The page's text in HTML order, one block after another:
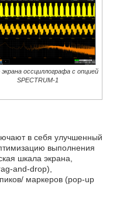
оссциллографа с опцией
SPECTRUM-1
в себя улучшенный
выполнения
шкала экрана,
and-drop),
маркеров (pop-up